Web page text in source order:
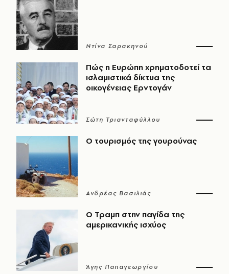
Ντίνα Σαρακηνού
Πώς η Ευρώπη χρηματοδοτεί τα
ισλαμιστικά δίκτυα της
οικογένειας Ερντογάν
Σώτη Τριανταφύλλου
Ο τουρισμός της γουρούνας
Ανδρέας Βασιλιάς
Ο Τραμπ στην παγίδα της
αμερικανικής ισχύος
Άγης Παπαγεωργίου